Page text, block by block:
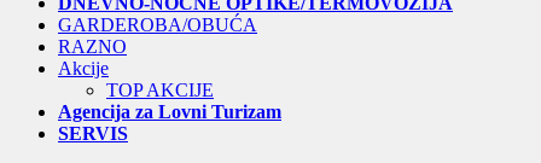
GARDEROBA/OBUĆA
RAZNO
Akcije
TOP AKCIJE
Agencija za Lovni Turizam
SERVIS